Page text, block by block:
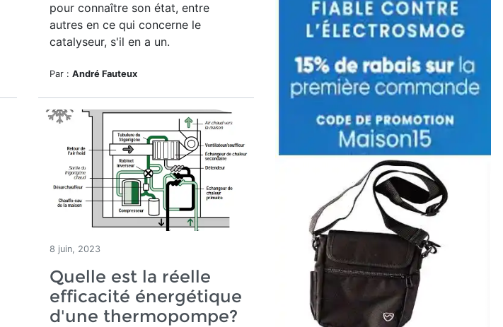
pour connaître son état, entre
autres en ce qui concerne le
catalyseur, s'il en a un.
Par : André Fauteux
8 juin, 2023
Quelle est la réelle
efficacité énergétique
d'une thermopompe?